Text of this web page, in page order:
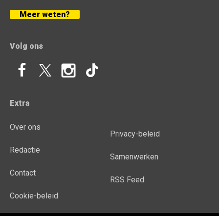
Meer weten?
Volg ons
Extra
Over ons
Redactie
Contact
Cookie-beleid
Privacy-beleid
Samenwerken
RSS Feed